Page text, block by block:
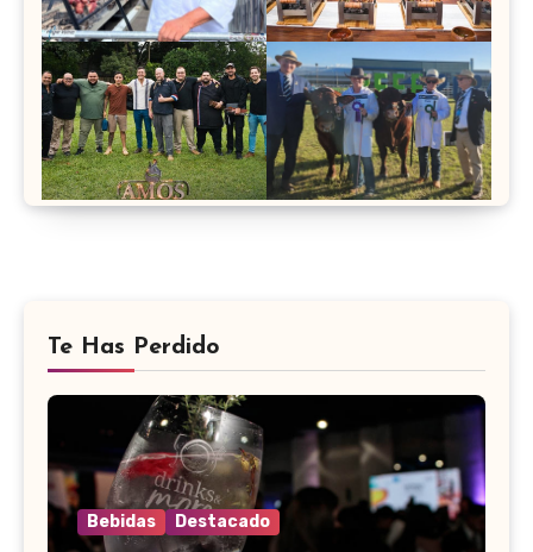
Te Has Perdido
Bebidas Destacado